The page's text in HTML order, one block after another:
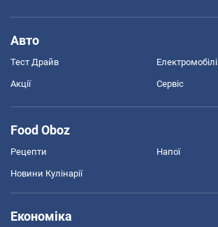
Авто
Тест Драйв Електромобілі
Акції Сервіс
Food Oboz
Рецепти Напої
Новини Кулінарії
Економіка